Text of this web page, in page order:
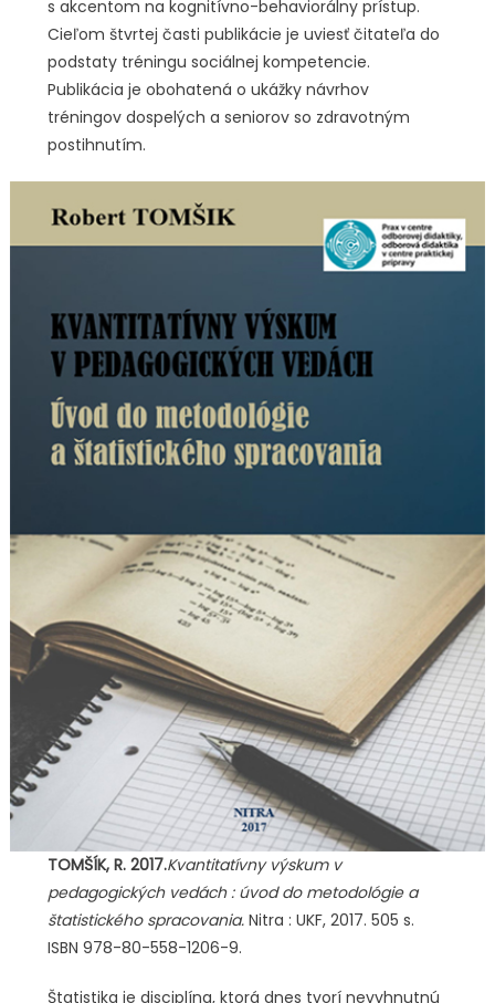
s akcentom na kognitívno-behaviorálny prístup.
Cieľom štvrtej časti publikácie je uviesť čitateľa do
podstaty tréningu sociálnej kompetencie.
Publikácia je obohatená o ukážky návrhov
tréningov dospelých a seniorov so zdravotným
postihnutím.
TOMŠÍK, R. 2017.Kvantitatívny výskum v
pedagogických vedách : úvod do metodológie a
štatistického spracovania. Nitra : UKF, 2017. 505 s.
ISBN 978-80-558-1206-9.
Štatistika je disciplína, ktorá dnes tvorí nevyhnutnú